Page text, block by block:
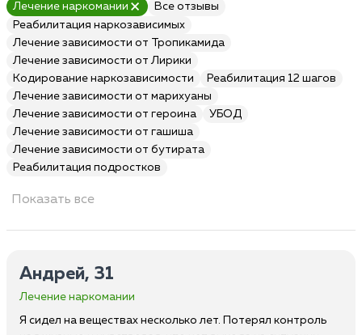
Лечение наркомании
Все отзывы
Реабилитация наркозависимых
Лечение зависимости от Тропикамида
Лечение зависимости от Лирики
Кодирование наркозависимости
Реабилитация 12 шагов
Лечение зависимости от марихуаны
Лечение зависимости от героина
УБОД
Лечение зависимости от гашиша
Лечение зависимости от бутирата
Реабилитация подростков
Показать все
Андрей, 31
Лечение наркомании
Я сидел на веществах несколько лет. Потерял контроль